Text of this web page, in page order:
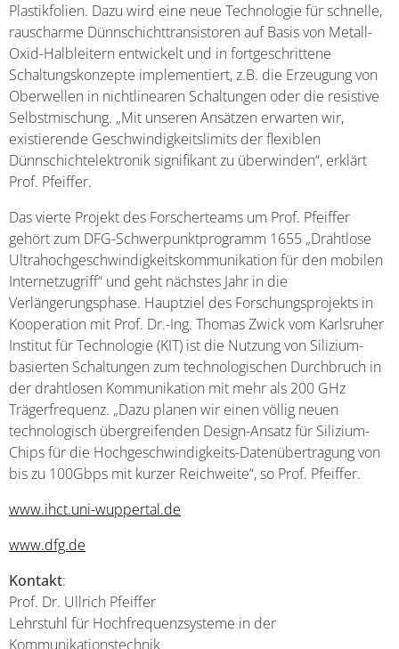
Plastikfolien. Dazu wird eine neue Technologie für schnelle,
rauscharme Dünnschichttransistoren auf Basis von Metall-
Oxid-Halbleitern entwickelt und in fortgeschrittene
Schaltungskonzepte implementiert, z.B. die Erzeugung von
Oberwellen in nichtlinearen Schaltungen oder die resistive
Selbstmischung. „Mit unseren Ansätzen erwarten wir,
existierende Geschwindigkeitslimits der flexiblen
Dünnschichtelektronik signifikant zu überwinden“, erklärt
Prof. Pfeiffer.
Das vierte Projekt des Forscherteams um Prof. Pfeiffer
gehört zum DFG-Schwerpunktprogramm 1655 „Drahtlose
Ultrahochgeschwindigkeitskommunikation für den mobilen
Internetzugriff“ und geht nächstes Jahr in die
Verlängerungsphase. Hauptziel des Forschungsprojekts in
Kooperation mit Prof. Dr.-Ing. Thomas Zwick vom Karlsruher
Institut für Technologie (KIT) ist die Nutzung von Silizium-
basierten Schaltungen zum technologischen Durchbruch in
der drahtlosen Kommunikation mit mehr als 200 GHz
Trägerfrequenz. „Dazu planen wir einen völlig neuen
technologisch übergreifenden Design-Ansatz für Silizium-
Chips für die Hochgeschwindigkeits-Datenübertragung von
bis zu 100Gbps mit kurzer Reichweite“, so Prof. Pfeiffer.
www.ihct.uni-wuppertal.de
www.dfg.de
Kontakt:
Prof. Dr. Ullrich Pfeiffer
Lehrstuhl für Hochfrequenzsysteme in der
Kommunikationstechnik